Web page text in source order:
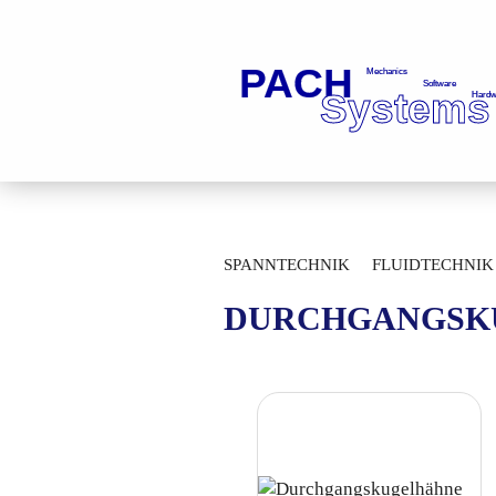
SPANNTECHNIK FLUIDTECHNIK
MESSTECHNIK LAGERTECHNIK